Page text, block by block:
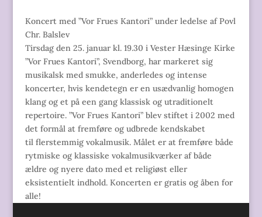
Koncert med ”Vor Frues Kantori” under ledelse af Povl
Chr. Balslev
Tirsdag den 25. januar kl. 19.30 i Vester Hæsinge Kirke
”Vor Frues Kantori”, Svendborg, har markeret sig
musikalsk med smukke, anderledes og intense
koncerter, hvis kendetegn er en usædvanlig homogen
klang og et på een gang klassisk og utraditionelt
repertoire. ”Vor Frues Kantori” blev stiftet i 2002 med
det formål at fremføre og udbrede kendskabet
til flerstemmig vokalmusik. Målet er at fremføre både
rytmiske og klassiske vokalmusikværker af både
ældre og nyere dato med et religiøst eller
eksistentielt indhold. Koncerten er gratis og åben for
alle!